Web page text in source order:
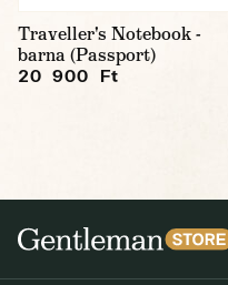
Traveller's Notebook -
barna (Passport)
20 900 Ft